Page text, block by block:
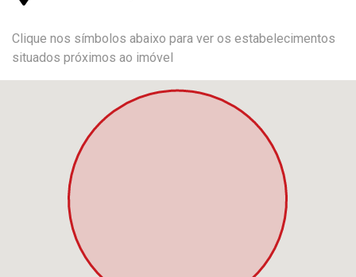
Clique nos símbolos abaixo para ver os estabelecimentos
situados próximos ao imóvel